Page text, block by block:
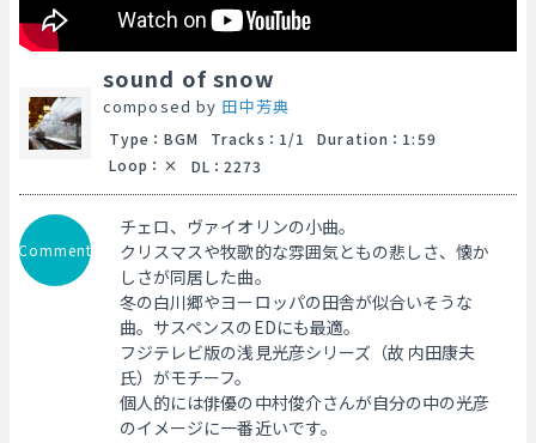
sound of snow
composed by 田中芳典
Type ： BGM Tracks ： 1/1 Duration ： 1:59
Loop ： DL ： 2273
Comment
チェロ、ヴァイオリンの小曲。
クリスマスや牧歌的な雰囲気ともの悲しさ、懐か
しさが同居した曲。
冬の白川郷やヨーロッパの田舎が似合いそうな
曲。サスペンスのEDにも最適。
フジテレビ版の浅見光彦シリーズ（故 内田康夫
氏）がモチーフ。
個人的には俳優の中村俊介さんが自分の中の光彦
のイメージに一番近いです。